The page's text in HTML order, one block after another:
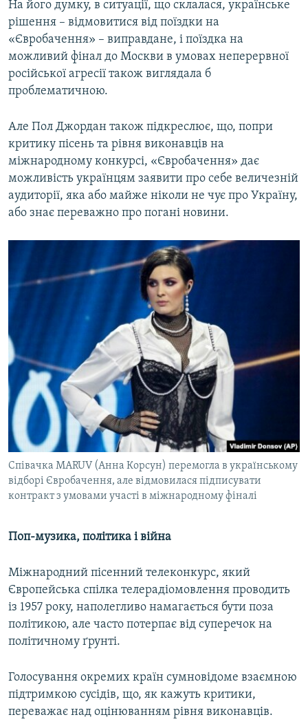
На його думку, в ситуації, що склалася, українське
рішення – відмовитися від поїздки на
«Євробачення» – виправдане, і поїздка на
можливий фінал до Москви в умовах неперервної
російської агресії також виглядала б
проблематичною.
Але Пол Джордан також підкреслює, що, попри
критику пісень та рівня виконавців на
міжнародному конкурсі, «Євробачення» дає
можливість українцям заявити про себе величезній
аудиторії, яка або майже ніколи не чує про Україну,
або знає переважно про погані новини.
Співачка MARUV (Анна Корсун) перемогла в українському
відборі Євробачення, але відмовилася підписувати
контракт з умовами участі в міжнародному фіналі
Поп-музика, політика і війна
Міжнародний пісенний телеконкурс, який
Європейська спілка телерадіомовлення проводить
із 1957 року, наполегливо намагається бути поза
політикою, але часто потерпає від суперечок на
політичному ґрунті.
Голосування окремих країн сумновідоме взаємною
підтримкою сусідів, що, як кажуть критики,
переважає над оцінюванням рівня виконавців.